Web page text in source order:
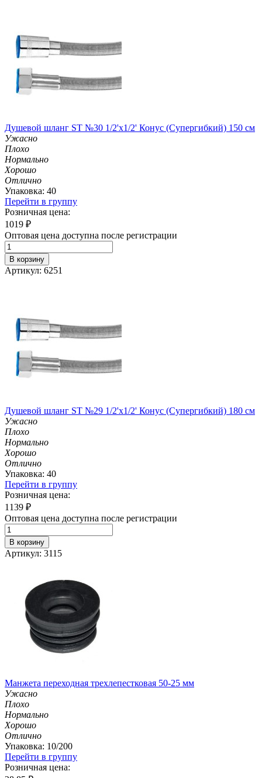
Душевой шланг ST №30 1/2'х1/2' Конус (Супергибкий) 150 см
Ужасно
Плохо
Нормально
Хорошо
Отлично
Упаковка: 40
Перейти в группу
Розничная цена:
1019 ₽
Оптовая цена доступна после регистрации
В корзину
Артикул: 6251
Душевой шланг ST №29 1/2'х1/2' Конус (Супергибкий) 180 см
Ужасно
Плохо
Нормально
Хорошо
Отлично
Упаковка: 40
Перейти в группу
Розничная цена:
1139 ₽
Оптовая цена доступна после регистрации
В корзину
Артикул: 3115
Манжета переходная трехлепестковая 50-25 мм
Ужасно
Плохо
Нормально
Хорошо
Отлично
Упаковка: 10/200
Перейти в группу
Розничная цена: